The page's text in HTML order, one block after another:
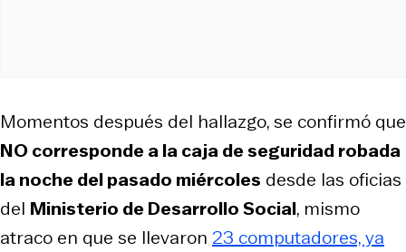
Momentos después del hallazgo, se confirmó que
NO corresponde a la caja de seguridad robada
la noche del pasado miércoles desde las oficias
del Ministerio de Desarrollo Social, mismo
atraco en que se llevaron 23 computadores, ya